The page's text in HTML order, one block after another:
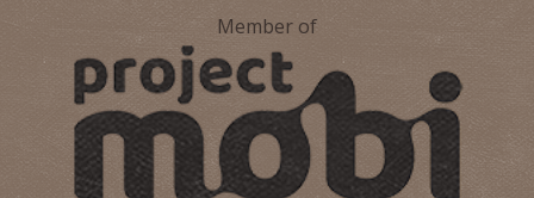
Αρχαία πόλη Ασωπού
ΑΡΧΑΙΟΙ ΧΡΟΝΟΙ
Member of